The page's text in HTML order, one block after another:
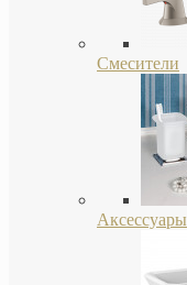
Смесители
Аксессуары